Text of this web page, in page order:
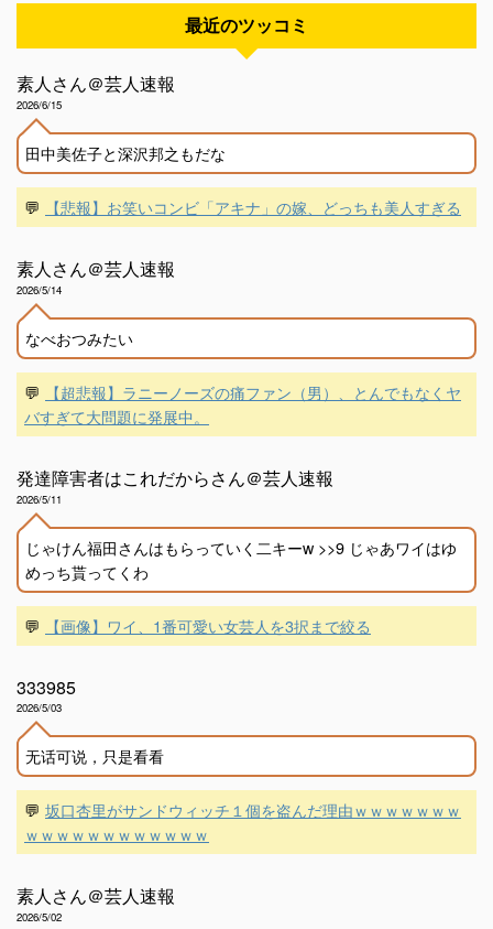
最近のツッコミ
素人さん＠芸人速報
2026/6/15
田中美佐子と深沢邦之もだな
💬 【悲報】お笑いコンビ「アキナ」の嫁、どっちも美人すぎる
素人さん＠芸人速報
2026/5/14
なべおつみたい
💬
【超悲報】ラニーノーズの痛ファン（男）、とんでもなくヤ
バすぎて大問題に発展中。
発達障害者はこれだからさん＠芸人速報
2026/5/11
じゃけん福田さんはもらっていく二キーw >>9 じゃあワイはゆ
めっち貰ってくわ
💬 【画像】ワイ、1番可愛い女芸人を3択まで絞る
333985
2026/5/03
无话可说，只是看看
💬 坂口杏里がサンドウィッチ１個を盗んだ理由ｗｗｗｗｗｗｗ
ｗｗｗｗｗｗｗｗｗｗｗｗ
素人さん＠芸人速報
2026/5/02